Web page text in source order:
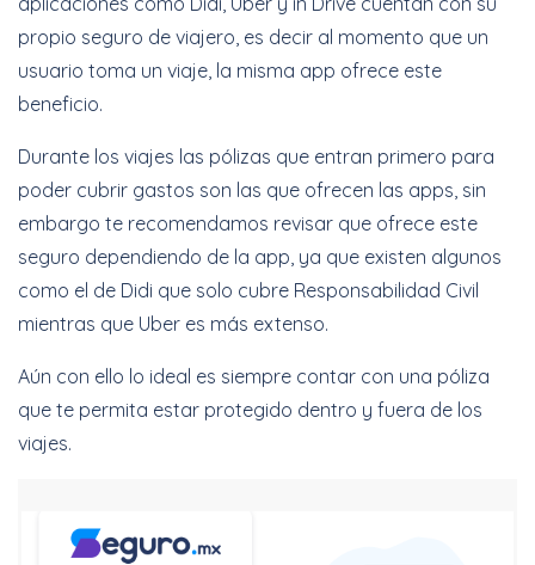
propio seguro de viajero, es decir al momento que un
usuario toma un viaje, la misma app ofrece este
beneficio.
Durante los viajes las pólizas que entran primero para
poder cubrir gastos son las que ofrecen las apps, sin
embargo te recomendamos revisar que ofrece este
seguro dependiendo de la app, ya que existen algunos
como el de Didi que solo cubre Responsabilidad Civil
mientras que Uber es más extenso.
Aún con ello lo ideal es siempre contar con una póliza
que te permita estar protegido dentro y fuera de los
viajes.